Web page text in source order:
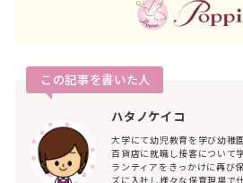
この記事を書いた人
ハタノケイコ
大学にて幼児教育を学び幼稚
百貨店に就職し接客について
ランティアをきっかけに再び
ズに入社し様々な保育現場で